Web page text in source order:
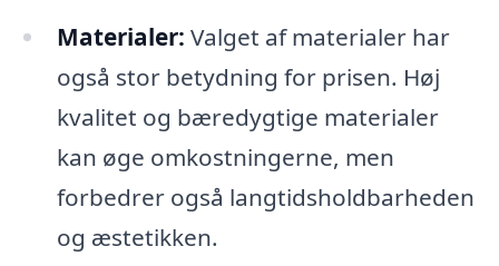
Materialer: Valget af materialer har
også stor betydning for prisen. Høj
kvalitet og bæredygtige materialer
kan øge omkostningerne, men
forbedrer også langtidsholdbarheden
og æstetikken.